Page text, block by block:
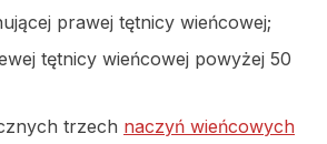
prawej tętnicy wieńcowej;
tętnicy wieńcowej powyżej 50
trzech naczyń wieńcowych